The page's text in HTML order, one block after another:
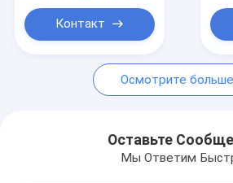
Случаи
Рифленая машина коробки
Машина коробки коробки шить
Контакт
Осмотрите больше
Оставьте
Мы Ответим